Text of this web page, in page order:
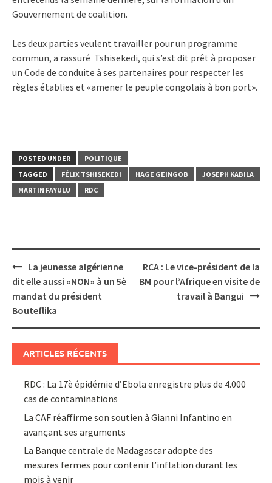
Gouvernement de coalition.
Les deux parties veulent travailler pour un programme
commun, a rassuré Tshisekedi, qui s’est dit prêt à proposer
un Code de conduite à ses partenaires pour respecter les
règles établies et «amener le peuple congolais à bon port».
POSTED UNDER
POLITIQUE
TAGGED
FÉLIX TSHISEKEDI HAGE GEINGOB
JOSEPH KABILA
MARTIN FAYULU
RDC
Post
navigation
La jeunesse algérienne
dit elle aussi «NON» à un 5è
mandat du président
Bouteflika
RCA : Le vice-président de la
BM pour l’Afrique en visite de
travail à Bangui
ARTICLES RÉCENTS
RDC : La 17è épidémie d’Ebola enregistre plus de 4.000
cas de contaminations
La CAF réaffirme son soutien à Gianni Infantino en
avançant ses arguments
La Banque centrale de Madagascar adopte des
mesures fermes pour contenir l’inflation durant les
mois à venir